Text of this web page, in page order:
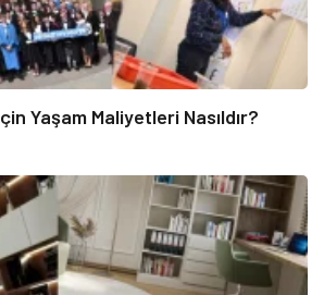
Yaşam Maliyetleri Nasıldır?